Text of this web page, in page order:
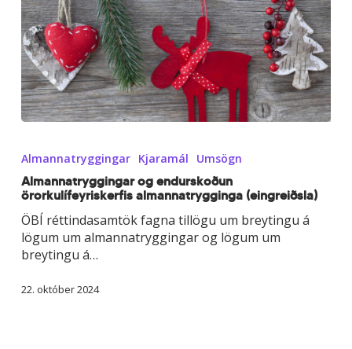
endurskoðun
örorkulífeyriskerfis
almannatrygginga
(eingreiðsla)
Almannatryggingar Kjaramál Umsögn
Almannatryggingar og endurskoðun
örorkulífeyriskerfis almannatrygginga (eingreiðsla)
ÖBÍ réttindasamtök fagna tillögu um breytingu á
lögum um almannatryggingar og lögum um
breytingu á…
22. október 2024